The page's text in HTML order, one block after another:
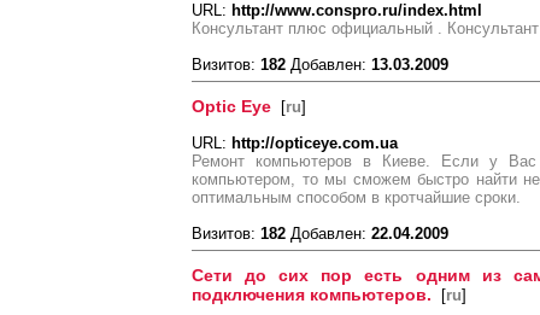
URL: http://www.conspro.ru/index.html
Консультант плюс официальный .
Визитов: 182 Добавлен: 13.03.2009
Optic Eye [ru]
URL: http://opticeye.com.ua
Ремонт компьютеров в Киеве. Если у Вас
компьютером, то мы сможем быстро найти
оптимальным способом в кротчайшие сроки.
Визитов: 182 Добавлен: 22.04.2009
Сети до сих пор есть одним из
подключения компьютеров. [ru]